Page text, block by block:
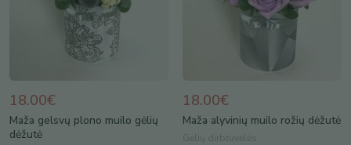
18.00€
Maža gelsvų plono muilo gėlių
dėžutė
18.00€
Maža alyvinių muilo rožių dėžutė
Gėlių dirbtuvėlės